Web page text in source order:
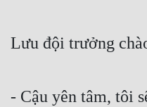
Lưu đội trưởng
- Cậu yên tâm, tôi